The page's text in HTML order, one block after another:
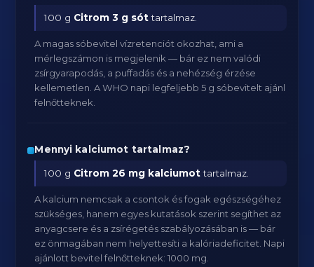
100 g Citrom 3 g sóttartalmaz.
A magas sóbevitel vízretenciót okozhat, ami a
mérlegszámon is megjelenik — bár ez nem valódi
zsírgyarapodás, a puffadás és a nehézség érzése
kellemetlen. A WHO napi legfeljebb 5 g sóbevitelt ajánl
felnőtteknek.
Mennyi kalciumot tartalmaz?
100 g Citrom 26 mg kalciumottartalmaz.
A kalcium nemcsak a csontok és fogak egészségéhez
szükséges, hanem egyes kutatások szerint segíthet az
anyagcsere és a zsírégetés szabályozásában is — bár
ez önmagában nem helyettesíti a kalóriadeficitet. Napi
ajánlott bevitel felnőtteknek: 1000 mg.